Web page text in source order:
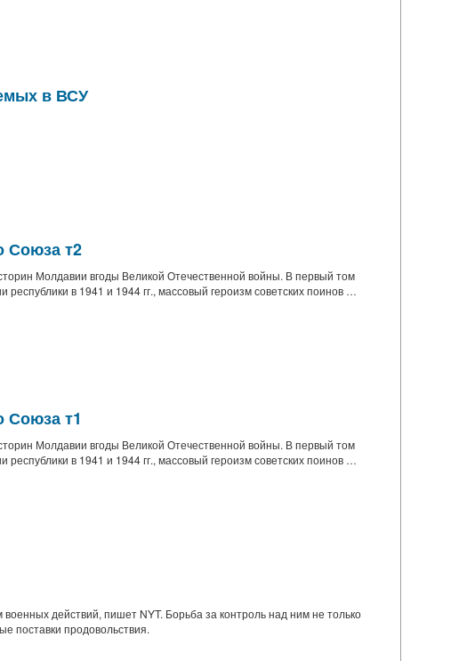
в ВСУ
Союза т2
Молдавии вгоды Великой Отечественной войны. В первый том
в 1941 и 1944 гг., массовый героизм советских поинов …
Союза т1
Молдавии вгоды Великой Отечественной войны. В первый том
в 1941 и 1944 гг., массовый героизм советских поинов …
действий, пишет NYT. Борьба за контроль над ним не только
поставки продовольствия.